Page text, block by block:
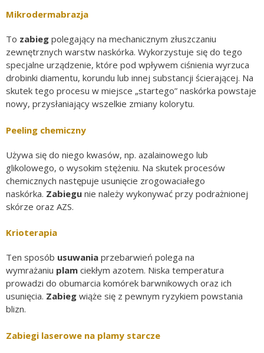
Mikrodermabrazja
To zabieg polegający na mechanicznym złuszczaniu
zewnętrznych warstw naskórka. Wykorzystuje się do tego
specjalne urządzenie, które pod wpływem ciśnienia wyrzuca
drobinki diamentu, korundu lub innej substancji ścierającej. Na
skutek tego procesu w miejsce „startego” naskórka powstaje
nowy, przysłaniający wszelkie zmiany kolorytu.
Peeling chemiczny
Używa się do niego kwasów, np. azalainowego lub
glikolowego, o wysokim stężeniu. Na skutek procesów
chemicznych następuje usunięcie zrogowaciałego
naskórka. Zabiegu nie należy wykonywać przy podrażnionej
skórze oraz AZS.
Krioterapia
Ten sposób usuwania przebarwień polega na
wymrażaniu plam ciekłym azotem. Niska temperatura
prowadzi do obumarcia komórek barwnikowych oraz ich
usunięcia. Zabieg wiąże się z pewnym ryzykiem powstania
blizn.
Zabiegi laserowe na plamy starcze